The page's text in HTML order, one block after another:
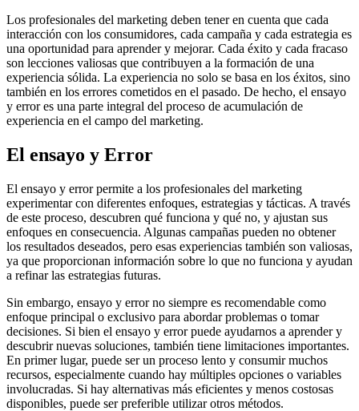
Los profesionales del marketing deben tener en cuenta que cada
interacción con los consumidores, cada campaña y cada estrategia es
una oportunidad para aprender y mejorar. Cada éxito y cada fracaso
son lecciones valiosas que contribuyen a la formación de una
experiencia sólida. La experiencia no solo se basa en los éxitos, sino
también en los errores cometidos en el pasado. De hecho, el ensayo
y error es una parte integral del proceso de acumulación de
experiencia en el campo del marketing.
El ensayo y Error
El ensayo y error permite a los profesionales del marketing
experimentar con diferentes enfoques, estrategias y tácticas. A través
de este proceso, descubren qué funciona y qué no, y ajustan sus
enfoques en consecuencia. Algunas campañas pueden no obtener
los resultados deseados, pero esas experiencias también son valiosas,
ya que proporcionan información sobre lo que no funciona y ayudan
a refinar las estrategias futuras.
Sin embargo, ensayo y error no siempre es recomendable como
enfoque principal o exclusivo para abordar problemas o tomar
decisiones. Si bien el ensayo y error puede ayudarnos a aprender y
descubrir nuevas soluciones, también tiene limitaciones importantes.
En primer lugar, puede ser un proceso lento y consumir muchos
recursos, especialmente cuando hay múltiples opciones o variables
involucradas. Si hay alternativas más eficientes y menos costosas
disponibles, puede ser preferible utilizar otros métodos.